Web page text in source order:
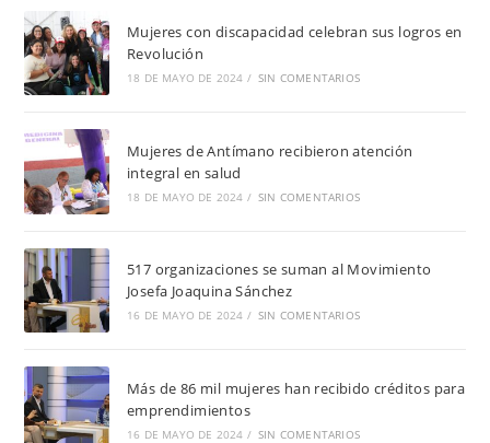
Mujeres con discapacidad celebran sus logros en
Revolución
18 DE MAYO DE 2024 / SIN COMENTARIOS
Mujeres de Antímano recibieron atención
integral en salud
18 DE MAYO DE 2024 / SIN COMENTARIOS
517 organizaciones se suman al Movimiento
Josefa Joaquina Sánchez
16 DE MAYO DE 2024 / SIN COMENTARIOS
Más de 86 mil mujeres han recibido créditos para
emprendimientos
16 DE MAYO DE 2024 / SIN COMENTARIOS